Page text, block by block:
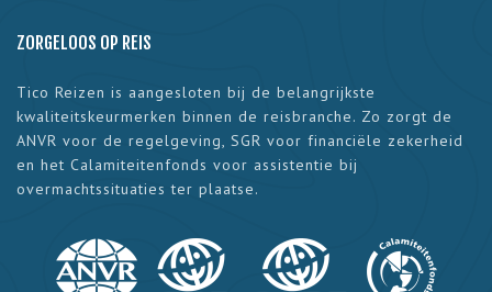
ZORGELOOS OP REIS
Tico Reizen is aangesloten bij de belangrijkste
kwaliteitskeurmerken binnen de reisbranche. Zo zorgt de
ANVR voor de regelgeving, SGR voor financiële zekerheid
en het Calamiteitenfonds voor assistentie bij
overmachtssituaties ter plaatse.